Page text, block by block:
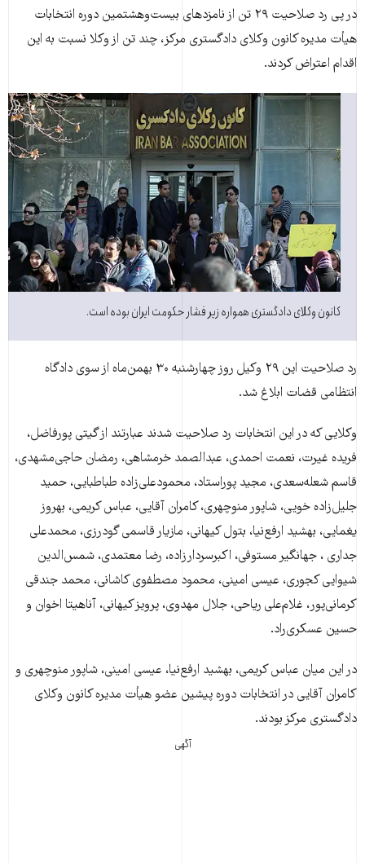
در پی رد صلاحيت ۲۹ تن از نامزدهای بيست‌وهشتمين دوره انتخابات
هيأت مديره کانون وکلای دادگستری مرکز، چند تن از وکلا نسبت به اين
اقدام اعتراض کردند.
کانون وکلای دادگستری همواره زير فشار حکومت ايران بوده است.
رد صلاحيت اين ۲۹ وکيل روز چهارشنبه ۳۰ بهمن‌ماه از سوی دادگاه
انتظامی قضات ابلاغ شد.
وکلايی که در اين انتخابات رد صلاحيت شدند عبارتند از گيتی پورفاضل،
فريده غيرت، نعمت احمدی‌، عبدالصمد خرمشاهی، رمضان حاجی‌مشهدی،
قاسم شعله‌سعدی، مجيد پوراستاد، محمودعلی‌زاده طباطبايی، حميد
جليل‌زاده خويی، شاپور منوچهری، کامران آقايی، عباس کريمی، بهروز
يغمايی، بهشيد ارفع‌نيا، بتول کيهانی، مازيار قاسمی گودرزی، محمدعلی
جداری ، جهانگير مستوفی، اکبرسردارزاده، رضا معتمدی، شمس‌الدين
شيوايی کجوری، عيسی امينی، محمود مصطفوی کاشانی، محمد جندقی
کرمانی‌پور، غلام‌علی رياحی، جلال مهدوی، پرويز کيهانی، آناهيتا اخوان و
حسين عسکری‌راد.
در اين ميان عباس کريمی، بهشيد ارفع‌نيا، عيسی امينی، شاپور منوچهری و
کامران آقايی در انتخابات دوره پيشين عضو هیأت مدیره کانون وکلای
دادگستری مرکز بودند.
آگهی